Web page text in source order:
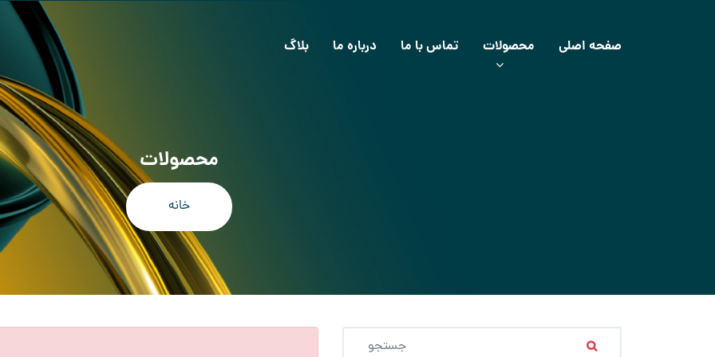
صفحه اصلی محصولات تماس با ما درباره ما بلاگ
محصولات
خانه